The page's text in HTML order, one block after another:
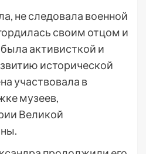
не следовала военной
своим отцом и
активисткой и
исторической
участвовала в
музеев,
Великой